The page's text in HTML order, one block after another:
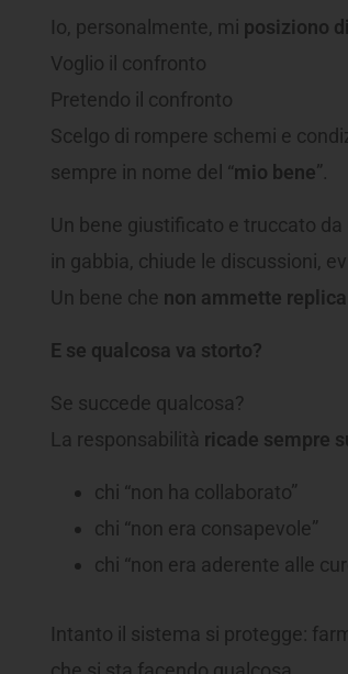
Io, personalmente, mi posiziono
Voglio il confronto
Pretendo il confronto
Scelgo di rompere schemi e
sempre in nome del “mio bene”.
Un bene giustificato e truccato
in gabbia, chiude le discussioni,
Un bene che non ammette replica
E se qualcosa va storto?
Se succede qualcosa?
La responsabilità ricade sempre
chi “non ha collaborato”
chi “non era consapevole”
chi “non era aderente alle
Intanto il sistema si protegge: